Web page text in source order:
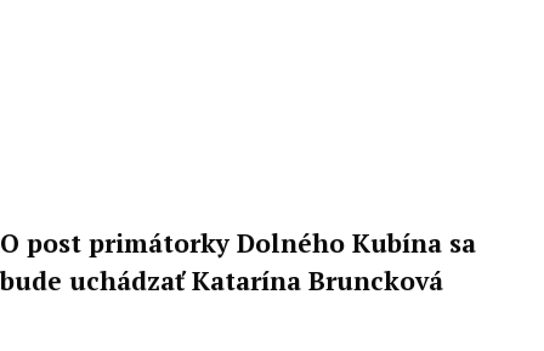
O post primátorky Dolného Kubína sa
bude uchádzať Katarína Bruncková